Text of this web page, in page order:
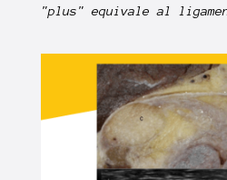
"plus" equivale al